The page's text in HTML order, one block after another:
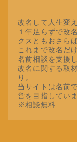
改名して人生変
１年足らずで改
クスともおさらば
これまで改名だ
名前相談を支援
改名に関する取
り。
当サイトは名前
営を目指していま
※相談無料